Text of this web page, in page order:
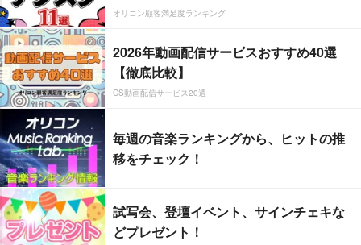
オリコン顧客満足度ランキング
2026年動画配信サービスおすすめ40選
【徹底比較】
CS動画配信サービス20選
毎週の音楽ランキングから、ヒットの推
移をチェック！
試写会、登壇イベント、サインチェキな
どプレゼント！